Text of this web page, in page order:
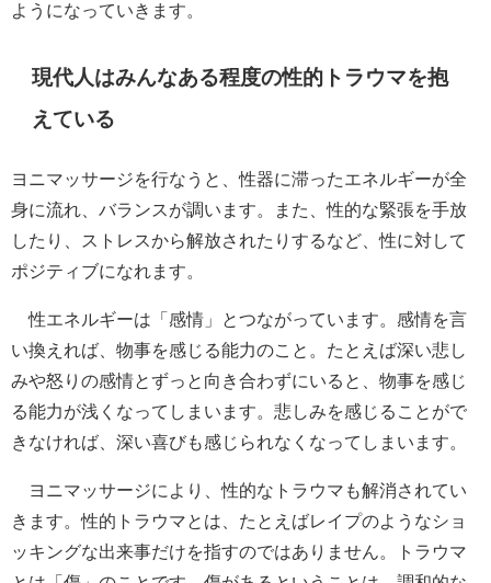
ようになっていきます。
現代人はみんなある程度の性的トラウマを抱
えている
ヨニマッサージを行なうと、性器に滞ったエネルギーが全
身に流れ、バランスが調います。また、性的な緊張を手放
したり、ストレスから解放されたりするなど、性に対して
ポジティブになれます。
性エネルギーは「感情」とつながっています。感情を言
い換えれば、物事を感じる能力のこと。たとえば深い悲し
みや怒りの感情とずっと向き合わずにいると、物事を感じ
る能力が浅くなってしまいます。悲しみを感じることがで
きなければ、深い喜びも感じられなくなってしまいます。
ヨニマッサージにより、性的なトラウマも解消されてい
きます。性的トラウマとは、たとえばレイプのようなショ
ッキングな出来事だけを指すのではありません。トラウマ